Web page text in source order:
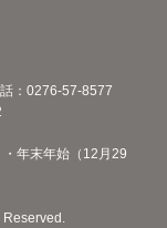
：0276-57-8577
年末年始（12月29
Reserved.